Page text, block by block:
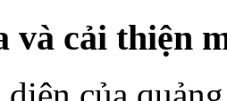
và cải thiện